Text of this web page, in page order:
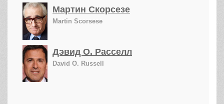
Мартин Скорсезе
Martin Scorsese
Дэвид О. Расселл
David O. Russell